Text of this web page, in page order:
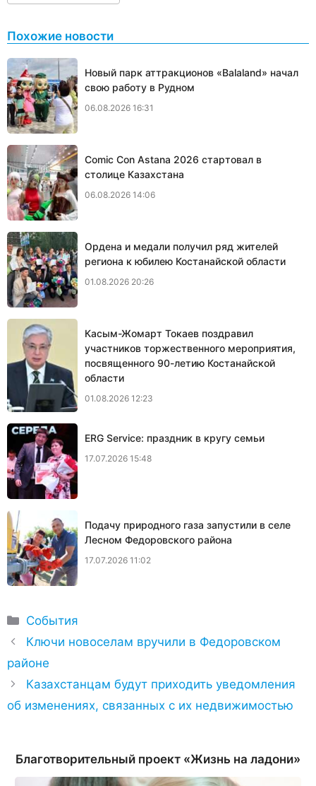
Похожие новости
Новый парк аттракционов «Balaland» начал
свою работу в Рудном
06.08.2026 16:31
Comic Con Astana 2026 стартовал в
столице Казахстана
06.08.2026 14:06
Ордена и медали получил ряд жителей
региона к юбилею Костанайской области
01.08.2026 20:26
Касым-Жомарт Токаев поздравил
участников торжественного мероприятия,
посвященного 90-летию Костанайской
области
01.08.2026 12:23
ERG Service: праздник в кругу семьи
17.07.2026 15:48
Подачу природного газа запустили в селе
Лесном Федоровского района
17.07.2026 11:02
Рубрики
События
​Ключи новоселам вручили в Федоровском
районе
Казахстанцам будут приходить уведомления
об изменениях, связанных с их недвижимостью
Благотворительный проект «Жизнь на ладони»